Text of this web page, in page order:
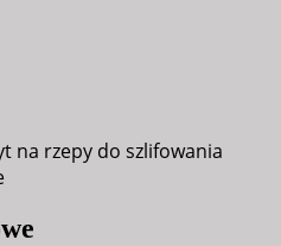
na rzepy do szlifowania